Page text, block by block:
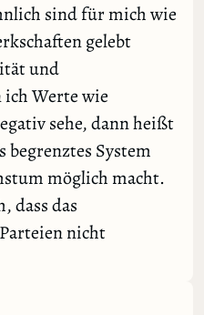
sind für mich wie
gelebt
und
Werte wie
sehe, dann heißt
begrenztes System
möglich macht.
dass das
nicht